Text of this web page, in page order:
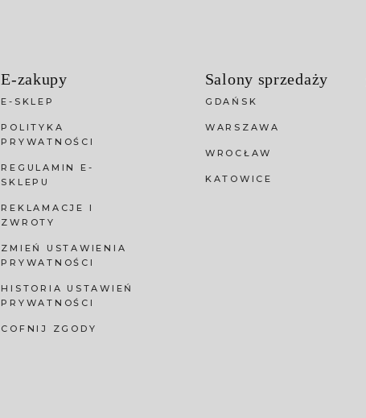
E-zakupy
E-SKLEP
POLITYKA
PRYWATNOŚCI
REGULAMIN E-
SKLEPU
REKLAMACJE I
ZWROTY
ZMIEŃ USTAWIENIA
PRYWATNOŚCI
HISTORIA USTAWIEŃ
PRYWATNOŚCI
COFNIJ ZGODY
Salony sprzedaży
GDAŃSK
WARSZAWA
WROCŁAW
KATOWICE